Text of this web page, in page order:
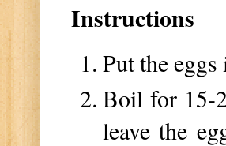
Instructions
Put the
Boil for 15-
leave the